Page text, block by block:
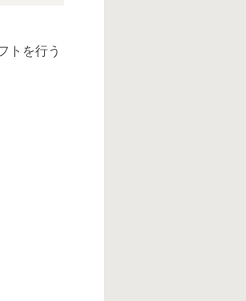
トを行う